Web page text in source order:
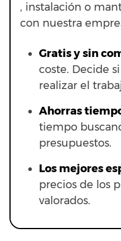
, instalación o
con nuestra
Gratis y sin
coste. Decide
realizar el
Ahorras t
tiempo
presupuestos.
Los mejores
precios de los
valorados.